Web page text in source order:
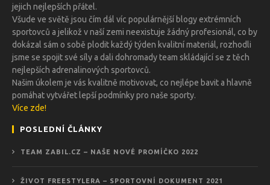
jejich nejlepších přátel.
Všude ve světě jsou čím dál víc populárnější blogy extrémních
sportovců a jelikož v naší zemi neexistuje žádný profesionál, co by
dokázal sám o sobě plodit každý týden kvalitní materiál, rozhodli
jsme se spojit své síly a dali dohromady team skládající se z těch
nejlepších adrenalinových sportovců.
Našim úkolem je vás kvalitně motivovat, co nejlépe bavit a hlavně
pomáhat vytvářet lepší podmínky pro naše sporty.
Více zde!
POSLEDNÍ ČLÁNKY
TEAM ZABIL.CZ – NAŠE NOVÉ PROMÍČKO 2022
ŽIVOT FREESTYLERA – SPORTOVNÍ DOKUMENT 2021